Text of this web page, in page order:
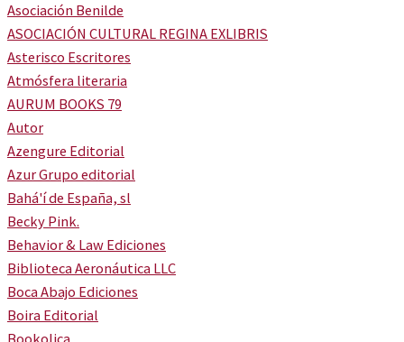
Asociación Benilde
ASOCIACIÓN CULTURAL REGINA EXLIBRIS
Asterisco Escritores
Atmósfera literaria
AURUM BOOKS 79
Autor
Azengure Editorial
Azur Grupo editorial
Bahá'í de España, sl
Becky Pink.
Behavior & Law Ediciones
Biblioteca Aeronáutica LLC
Boca Abajo Ediciones
Boira Editorial
Bookolica